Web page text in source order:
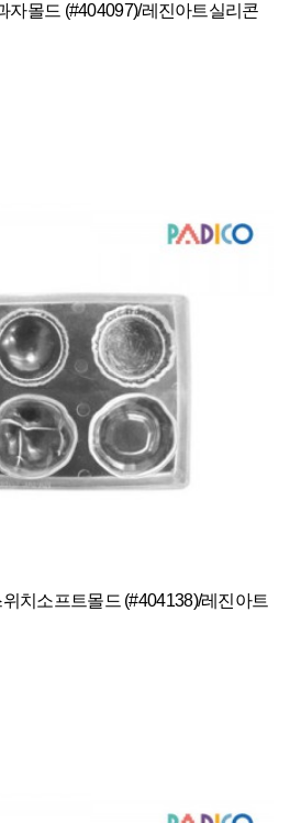
자몰드 (#404097)/레진아트실리콘
치소프트몰드 (#404138)/레진아트